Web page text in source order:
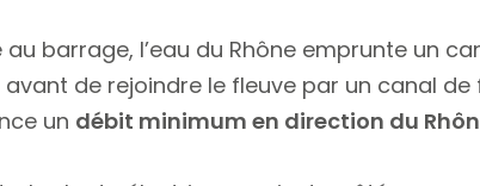
barrage, l’eau du Rhône emprunte un
de rejoindre le fleuve par un canal de
un débit minimum en direction du